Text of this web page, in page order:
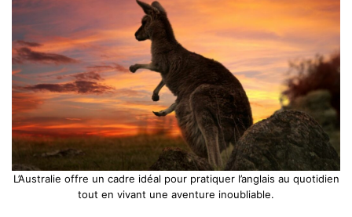
L’Australie offre un cadre idéal pour pratiquer l’anglais au quotidien
tout en vivant une aventure inoubliable.